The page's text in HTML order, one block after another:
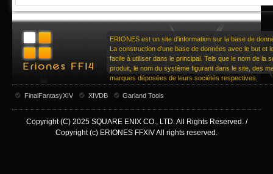
ERIONES est un site d'information sur la base de
La construction d'une base de données avec le but et
facile à utiliser dans le principal. Tels que le nom de la
produit, le nom du système figurant dans le site, des
marques déposées de leurs sociétés respectives.
FinalFantasyXIV XIVDB Garland Tools
Copyright (C) 2025 SQUARE ENIX CO., LTD. All Rights Reserved. /
Copyright (c) ERIONES FFXIV All rights reserved.